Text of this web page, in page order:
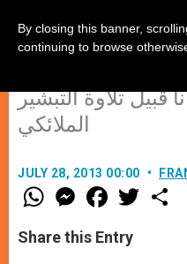
قبيل تلاوة التبشير
الملائكي
JULY 28, 2013 00:00
W
h
t
s
M
e
s
e
F
a
e
b
w
Share this Entry
By closing this banner,
continuing to browse